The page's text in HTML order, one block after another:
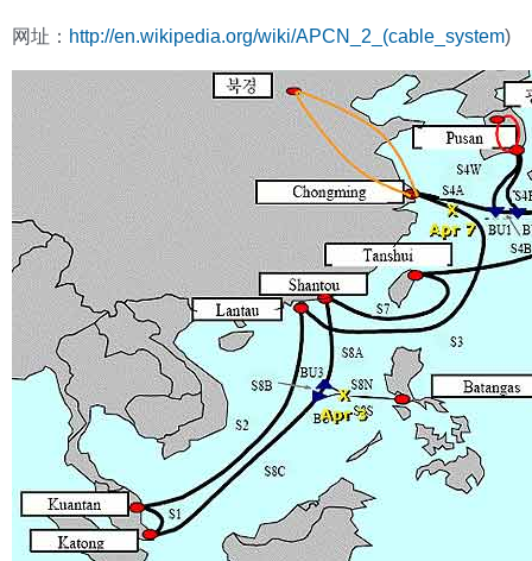
网址： http://en.wikipedia.org/wiki/APCN_2_(cable_system)